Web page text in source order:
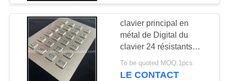
clavier principal en
métal de Digital du
clavier 24 résistants
rétro-éclairés de vandale
de la matrice 4x6
To be quoted MOQ:1pcs
LE CONTACT